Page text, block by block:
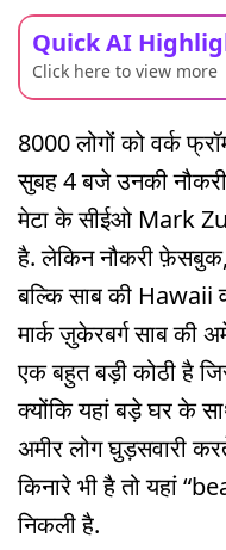
Quick AI
Click here to view more
8000 लोगों को वर्क
सुबह 4 बजे उनकी
मेटा के सीईओ Mark
है. लेकिन नौकरी फ़ेसबुक,
बल्कि साब की Hawaii
मार्क ज़ुकेरबर्ग साब
एक बहुत बड़ी कोठी है
क्योंकि यहां बड़े घर के
अमीर लोग घुड़सवारी
किनारे भी है तो यहां
निकली है.